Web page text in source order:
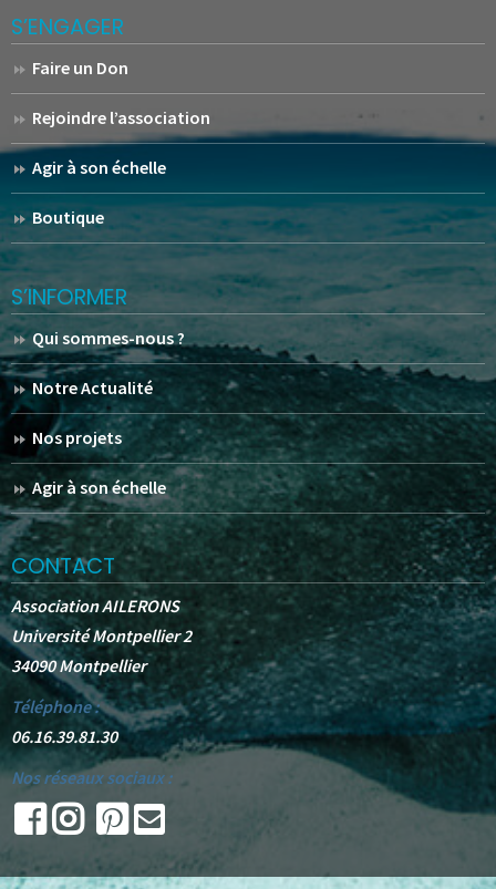
S’ENGAGER
Faire un Don
Rejoindre l’association
Agir à son échelle
Boutique
S’INFORMER
Qui sommes-nous ?
Notre Actualité
Nos projets
Agir à son échelle
CONTACT
Association AILERONS
Université Montpellier 2
34090 Montpellier
Téléphone :
06.16.39.81.30
Nos réseaux sociaux :